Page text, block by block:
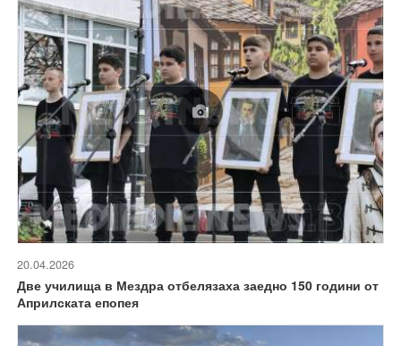
20.04.2026
Две училища в Мездра отбелязаха заедно 150 години от
Априлската епопея